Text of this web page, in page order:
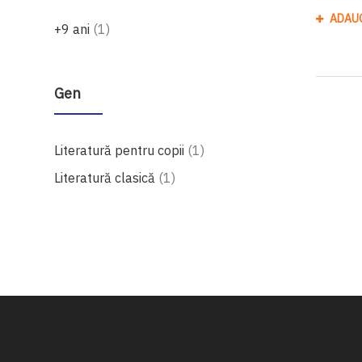
+9 ani 1produs
Gen
Literatură pentru copii 1produs
Literatură clasică 1produs